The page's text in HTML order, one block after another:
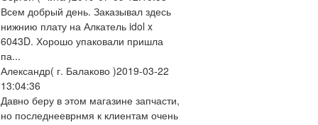
Всем добрый день. Заказывал здесь
нижнию плату на Алкатель idol x
6043D. Хорошо упаковали пришла
па...
Александр( г. Балаково )2019-03-22
13:04:36
Давно беру в этом магазине запчасти,
но последнееврнмя к клиентам очень